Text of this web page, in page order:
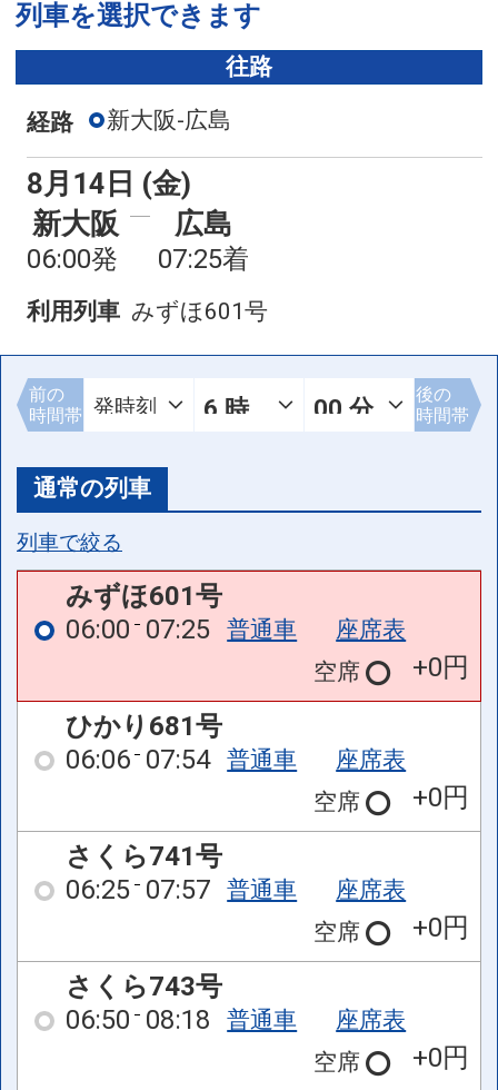
列車を選択できます
往路
経路 新大阪-広島
8月14日 (金)
新大阪
06:00発
広島
07:25着
利用列車 みずほ601号
前の
時間帯
後の
時間帯
通常の列車
列車で絞る
みずほ601号
06:00 07:25 普通車
座席表
空席
+0円
ひかり681号
06:06 07:54 普通車
座席表
空席
+0円
さくら741号
06:25 07:57 普通車
座席表
空席
+0円
さくら743号
06:50 08:18 普通車
座席表
空席
+0円